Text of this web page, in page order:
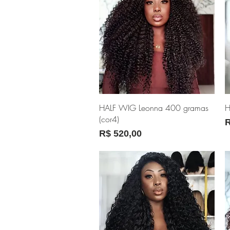
Visualização rápida
HALF WIG Leonna 400 gramas
(cor4)
Preço
R$ 520,00